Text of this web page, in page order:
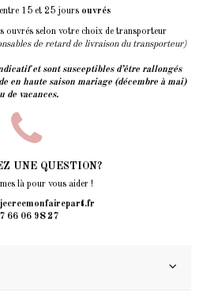
15 et 25 jours ouvrés
ouvrés selon votre choix de transporteur
de retard de livraison du transporteur)
et sont susceptibles d’être rallongés
en haute saison mariage (décembre à mai)
de vacances.
UNE QUESTION?
là pour vous aider !
66 06 98 27